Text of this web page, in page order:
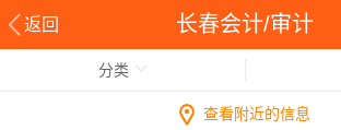
返回 长春会计/审计
分类
查看附近的信息